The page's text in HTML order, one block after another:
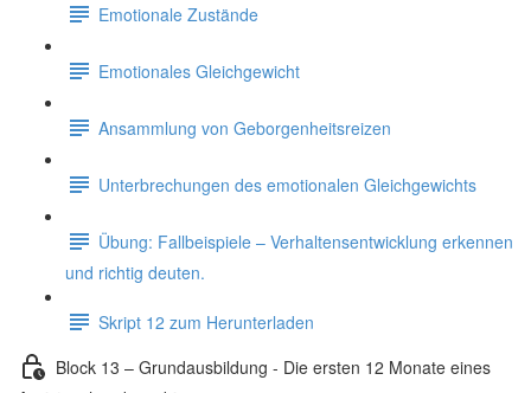
Emotionale Zustände
Emotionales Gleichgewicht
Ansammlung von Geborgenheitsreizen
Unterbrechungen des emotionalen Gleichgewichts
Übung: Fallbeispiele – Verhaltensentwicklung erkennen
und richtig deuten.
Skript 12 zum Herunterladen
Block 13 – Grundausbildung - Die ersten 12 Monate eines